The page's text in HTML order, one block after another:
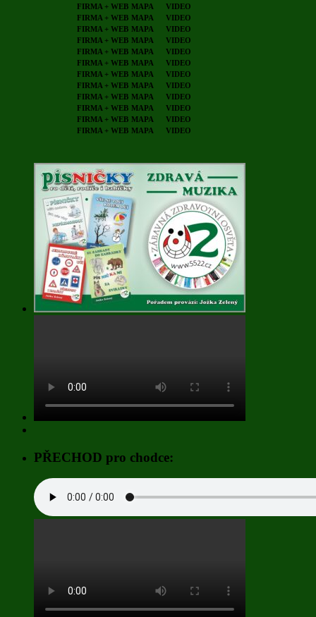
FIRMA + WEB MAPA
VIDEO
FIRMA + WEB MAPA
VIDEO
FIRMA + WEB MAPA
VIDEO
FIRMA + WEB MAPA
VIDEO
FIRMA + WEB MAPA
VIDEO
FIRMA + WEB MAPA
VIDEO
FIRMA + WEB MAPA
VIDEO
FIRMA + WEB MAPA
VIDEO
FIRMA + WEB MAPA
VIDEO
FIRMA + WEB MAPA
VIDEO
FIRMA + WEB MAPA
VIDEO
FIRMA + WEB MAPA VIDEO
PŘECHOD pro chodce: